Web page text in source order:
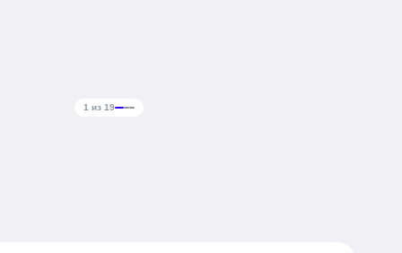
1 из 19